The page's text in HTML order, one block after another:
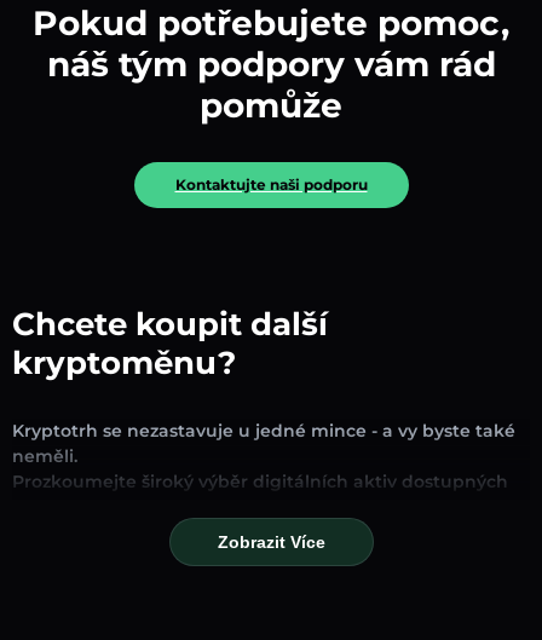
Pokud potřebujete pomoc,
náš tým podpory vám rád
pomůže
Kontaktujte naši podporu
Chcete koupit další
kryptoměnu?
Kryptotrh se nezastavuje u jedné mince - a vy byste také
neměli.
Prozkoumejte široký výběr digitálních aktiv dostupných
hledáte zavedené stablecoiny, slibné altcoiny nebo
trendové nové tokeny, najdete je všechny na jednom
Zobrazit Více